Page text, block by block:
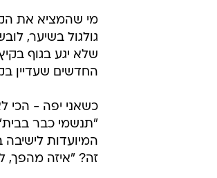
מי שהמציא את
גולגול בשיער,
שלא יגע בגוף
החדשים שעדיין
כשאני יפה - הכי
המיועדות
זה? "איזה מהפך,